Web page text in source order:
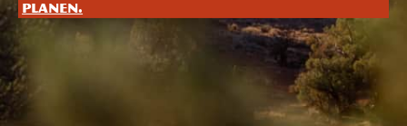
planen.